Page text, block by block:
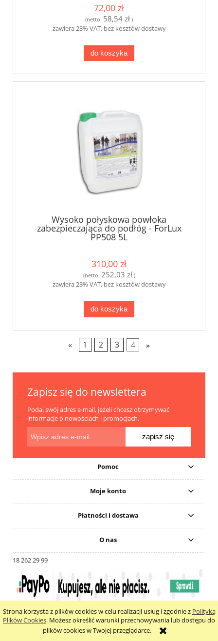
Strona korzysta z plików cookies w celu realizacji usług i zgodnie z Polityką
Plików Cookies. Możesz określić warunki przechowywania lub dostępu do
plików cookies w Twojej przeglądarce.
72,00 zł
(netto: 58,54 zł )
zawiera 23% VAT, bez kosztów dostawy
do koszyka
Wysoko połyskowa powłoka
zabezpieczająca do podłóg - ForLux
PP508 5L
310,00 zł
(netto: 252,03 zł)
zawiera 23% VAT, bez kosztów dostawy
do koszyka
« 1 2 3 4 »
Zapisz się do newslettera
Podaj swój adres e-mail, jeżeli chcesz otrzymywać
informacje o nowościach i promocjach.
zapisz się
Pomoc
Moje konto
Płatności i dostawa
O nas
18 262 29 99
pokaż pełną wersję strony
Sklep internetowy Shoper.pl